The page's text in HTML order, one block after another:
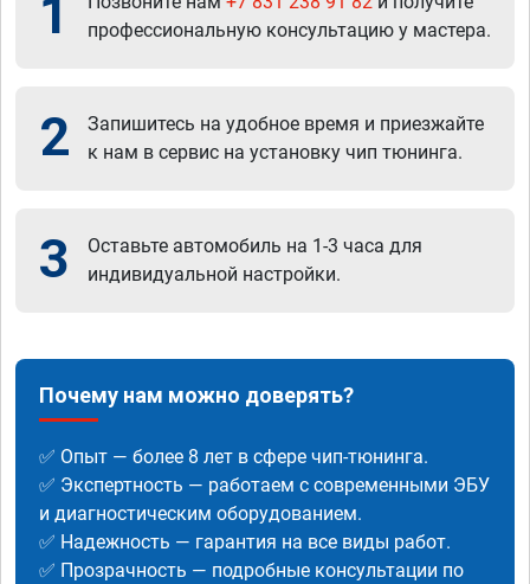
1
профессиональную консультацию у мастера.
2
Запишитесь на удобное время и приезжайте
к нам в сервис на установку чип тюнинга.
3
Оставьте автомобиль на 1-3 часа для
индивидуальной настройки.
Почему нам можно доверять?
✅ Опыт — более 8 лет в сфере чип-тюнинга.
✅ Экспертность — работаем с современными ЭБУ
и диагностическим оборудованием.
✅ Надежность — гарантия на все виды работ.
✅ Прозрачность — подробные консультации по